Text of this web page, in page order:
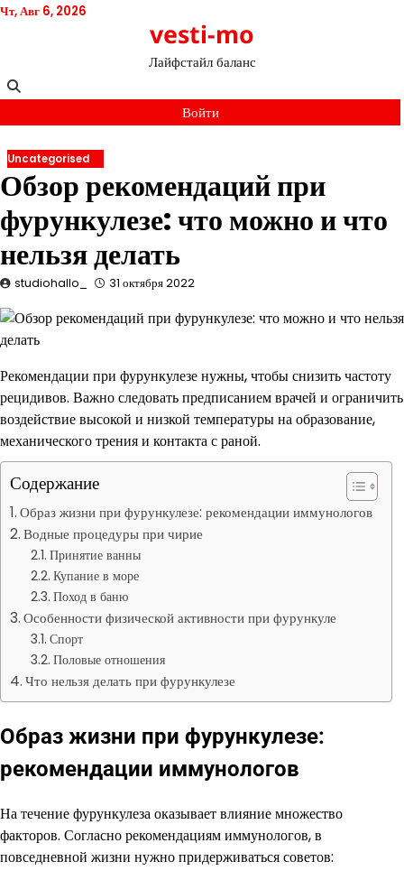
Перейти
Чт, Авг 6, 2026
vesti-mo
Лайфстайл баланс
Войти
Uncategorised
Обзор рекомендаций при
фурункулезе: что можно и что
нельзя делать
studiohallo_ 31 октября 2022
Рекомендации при фурункулезе нужны, чтобы снизить частоту
рецидивов. Важно следовать предписанием врачей и ограничить
воздействие высокой и низкой температуры на образование,
механического трения и контакта с раной.
Содержание
Образ жизни при фурункулезе: рекомендации иммунологов
Водные процедуры при чирие
Принятие ванны
Купание в море
Поход в баню
Особенности физической активности при фурункуле
Спорт
Половые отношения
Что нельзя делать при фурункулезе
Образ жизни при фурункулезе:
рекомендации иммунологов
На течение фурункулеза оказывает влияние множество
факторов. Согласно рекомендациям иммунологов, в
повседневной жизни нужно придерживаться советов: